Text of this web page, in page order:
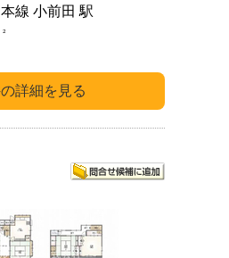
秩父鉄道本線 小前田 駅
2